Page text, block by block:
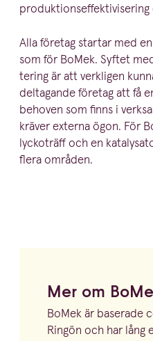
produk­tions­ef­fek­ti­vi­sering
Alla företag startar med
som för BoMek. Syftet
tering är att verkligen
deltagande företag att få
behoven som finns i
kräver externa ögon. För
lyckoträff och en
flera områden.
Mer om
BoMek är baserade
Ringön och har lång